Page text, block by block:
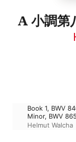
A 小調第
Book 1, BWV
Minor, BWV 865
Helmut Walcha